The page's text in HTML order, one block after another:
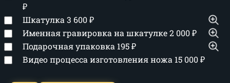
₽
Шкатулка 3 600₽
Именная гравировка на шкатулке2 000₽
Подарочная упаковка 195₽
Видео процесса изготовления ножа 15 000₽